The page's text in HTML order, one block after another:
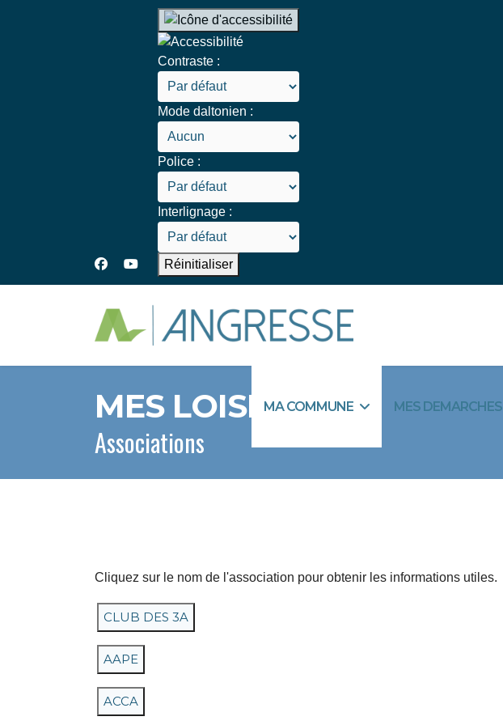
Contraste :
Mode daltonien :
Police :
Interlignage :
Réinitialiser
MA COMMUNE MES DEMARCHES
MES LOISIRS
Associations
Cliquez sur le nom de l'association pour obtenir les informations utiles.
CLUB DES 3A
AAPE
ACCA